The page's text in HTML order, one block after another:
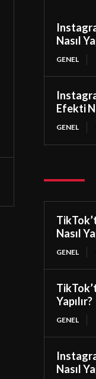
Nasıl
GENEL
Efekti
GENEL
Nasıl
GENEL
Yapılır?
GENEL
Nasıl